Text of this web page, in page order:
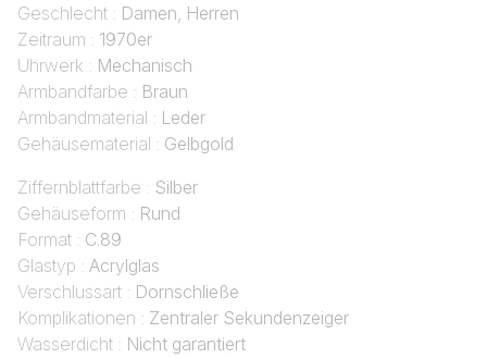
Geschlecht : Damen, Herren
Zeitraum : 1970er
Uhrwerk : Mechanisch
Armbandfarbe : Braun
Armbandmaterial : Leder
Gehäusematerial : Gelbgold
Ziffernblattfarbe : Silber
Gehäuseform : Rund
Format : C.89
Glastyp : Acrylglas
Verschlussart : Dornschließe
Komplikationen : Zentraler Sekundenzeiger
Wasserdicht : Nicht garantiert